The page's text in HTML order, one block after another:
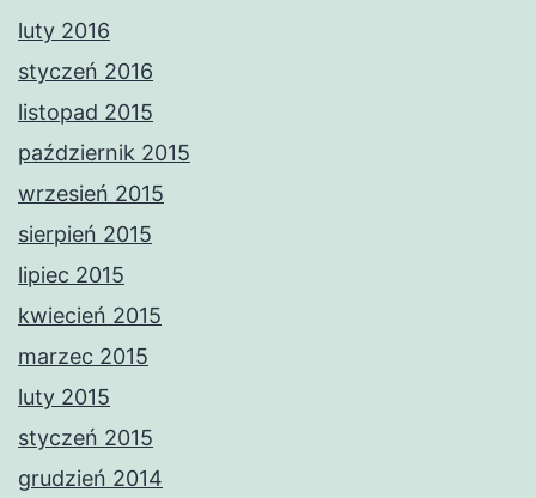
luty 2016
styczeń 2016
listopad 2015
październik 2015
wrzesień 2015
sierpień 2015
lipiec 2015
kwiecień 2015
marzec 2015
luty 2015
styczeń 2015
grudzień 2014